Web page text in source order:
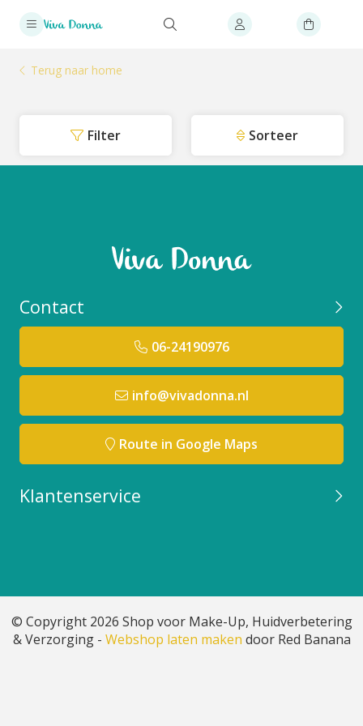
Terug naar home
Filter Sorteer
Contact
06-24190976
info@vivadonna.nl
Route in Google Maps
Klantenservice
© Copyright 2026 Shop voor Make-Up, Huidverbetering
& Verzorging - Webshop laten maken door Red Banana